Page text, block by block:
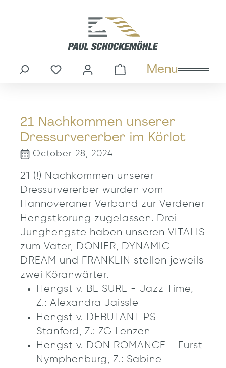
Menu
You have 0 wishlist items
Shopping cart
21 Nachkommen unserer
Dressurvererber im Körlot
October 28, 2024
21 (!) Nachkommen unserer
Dressurvererber wurden vom
Hannoveraner Verband zur Verdener
Hengstkörung zugelassen. Drei
Junghengste haben unseren VITALIS
zum Vater, DONIER, DYNAMIC
DREAM und FRANKLIN stellen jeweils
zwei Köranwärter.
Hengst v. BE SURE - Jazz Time,
Z.: Alexandra Jaissle
Hengst v. DEBUTANT PS -
Stanford, Z.: ZG Lenzen
Hengst v. DON ROMANCE - Fürst
Nymphenburg, Z.: Sabine